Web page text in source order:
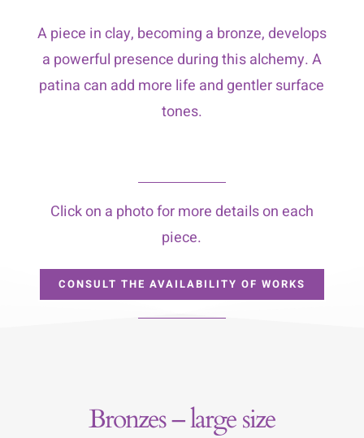
Contact
A piece in clay, becoming a bronze, develops
a powerful presence during this alchemy. A
patina can add more life and gentler surface
tones.
Click on a photo for more details on each
piece.
CONSULT THE AVAILABILITY OF WORKS
Bronzes – large size